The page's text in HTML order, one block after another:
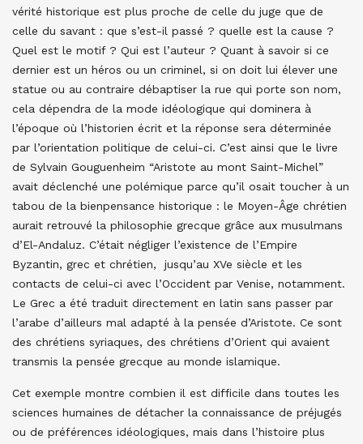
vérité historique est plus proche de celle du juge que de
celle du savant : que s’est-il passé ? quelle est la cause ?
Quel est le motif ? Qui est l’auteur ? Quant à savoir si ce
dernier est un héros ou un criminel, si on doit lui élever une
statue ou au contraire débaptiser la rue qui porte son nom,
cela dépendra de la mode idéologique qui dominera à
l’époque où l’historien écrit et la réponse sera déterminée
par l’orientation politique de celui-ci. C’est ainsi que le livre
de Sylvain Gouguenheim “Aristote au mont Saint-Michel”
avait déclenché une polémique parce qu’il osait toucher à un
tabou de la bienpensance historique : le Moyen-Âge chrétien
aurait retrouvé la philosophie grecque grâce aux musulmans
d’El-Andaluz. C’était négliger l’existence de l’Empire
Byzantin, grec et chrétien, jusqu’au XVe siècle et les
contacts de celui-ci avec l’Occident par Venise, notamment.
Le Grec a été traduit directement en latin sans passer par
l’arabe d’ailleurs mal adapté à la pensée d’Aristote. Ce sont
des chrétiens syriaques, des chrétiens d’Orient qui avaient
transmis la pensée grecque au monde islamique.
Cet exemple montre combien il est difficile dans toutes les
sciences humaines de détacher la connaissance de préjugés
ou de préférences idéologiques, mais dans l’histoire plus